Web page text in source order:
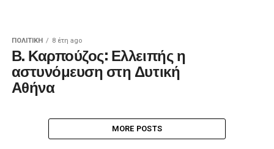
ΠΟΛΙΤΙΚΉ 8 έτη ago
Β. Καρπούζος: Ελλειπής η
αστυνόμευση στη Δυτική
Αθήνα
MORE POSTS